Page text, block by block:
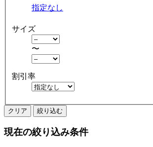
指定なし
サイズ
〜
割引率
クリア 絞り込む
現在の絞り込み条件